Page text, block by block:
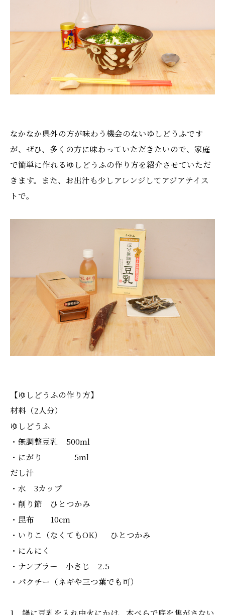
なかなか県外の方が味わう機会のないゆしどうふです
が、ぜひ、多くの方に味わっていただきたいので、家庭
で簡単に作れるゆしどうふの作り方を紹介させていただ
きます。また、お出汁も少しアレンジしてアジアテイス
トで。
【ゆしどうふの作り方】
材料（2人分）
ゆしどうふ
・無調整豆乳 500ml
・にがり 5ml
だし汁
・水 3カップ
・削り節 ひとつかみ
・昆布 10cm
・いりこ（なくてもOK） ひとつかみ
・にんにく
・ナンプラー 小さじ 2.5
・パクチー（ネギや三つ葉でも可）
1．鍋に豆乳を入れ中火にかけ、木べらで底を焦がさない